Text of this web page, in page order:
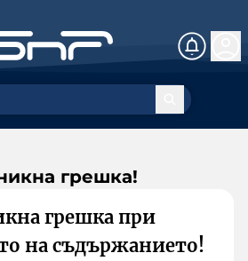
грешка!
грешка при
на съдържанието!